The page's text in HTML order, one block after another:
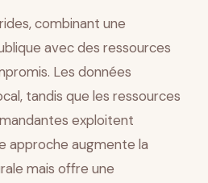
combinant une
avec des ressources
Les données
tandis que les ressources
exploitent
approche augmente la
mais offre une